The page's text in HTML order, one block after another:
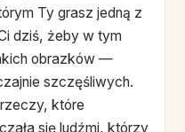
Ty grasz jedną z
dziś, żeby w tym
obrazków —
szczęśliwych.
rzeczy, które
się ludźmi, którzy